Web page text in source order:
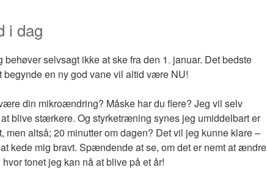
i dag
selvsagt ikke at ske fra den 1. januar. Det bedste
begynde en ny god vane vil altid være NU!
din mikroændring? Måske har du flere? Jeg vil selv
blive stærkere. Og styrketræning synes jeg umiddelbart er
men altså; 20 minutter om dagen? Det vil jeg kunne klare –
kede mig bravt. Spændende at se, om det er nemt at ændre
tonet jeg kan nå at blive på et år!